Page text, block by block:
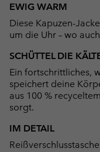
EWIG WARM
Diese Kapuzen-
um die Uhr – wo
SCHÜTTEL DIE
Ein fortschrittliches,
speichert deine
aus 100 %
sorgt.
IM DETAIL